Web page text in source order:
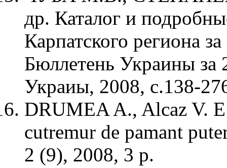
др. Каталог и
Карпатского региона
Бюллетень Украины за
Украиы, 2008, с.138-
DRUMEA A., Alcaz V.
cutremur de pamant
2 (9), 2008, 3 p.